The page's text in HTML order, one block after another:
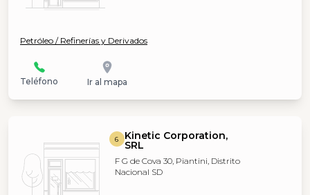
Petróleo / Refinerías y Derivados
Teléfono Ir al mapa
6 Kinetic Corporation,
SRL
F G de Cova 30, Piantini, Distrito
Nacional SD